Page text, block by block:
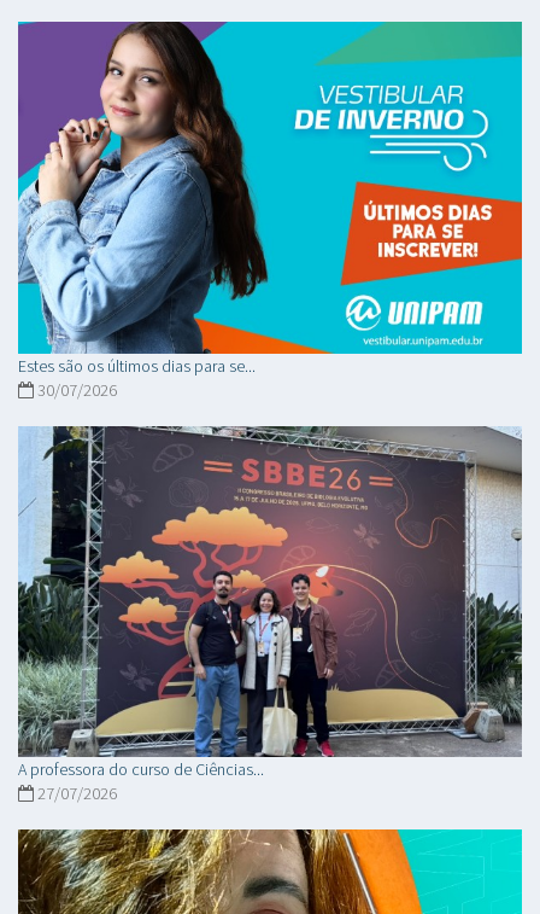
Estes são os últimos dias para se...
30/07/2026
A professora do curso de Ciências...
27/07/2026